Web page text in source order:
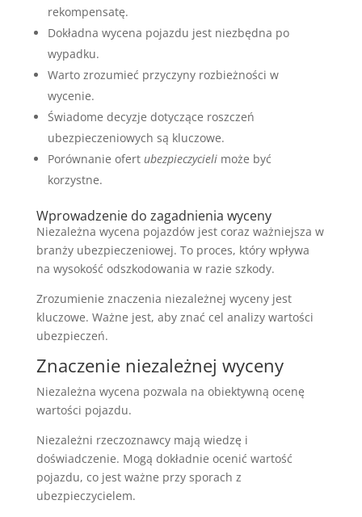
rekompensatę.
Dokładna wycena pojazdu jest niezbędna po
wypadku.
Warto zrozumieć przyczyny rozbieżności w
wycenie.
Świadome decyzje dotyczące roszczeń
ubezpieczeniowych są kluczowe.
Porównanie ofert ubezpieczycielimoże być
korzystne.
Wprowadzenie do zagadnienia wyceny
Niezależna wycena pojazdów jest coraz ważniejsza w
branży ubezpieczeniowej. To proces, który wpływa
na wysokość odszkodowania w razie szkody.
Zrozumienie znaczenia niezależnej wyceny jest
kluczowe. Ważne jest, aby znać cel analizy wartości
ubezpieczeń.
Znaczenie niezależnej wyceny
Niezależna wycena pozwala na obiektywną ocenę
wartości pojazdu.
Niezależni rzeczoznawcy mają wiedzę i
doświadczenie. Mogą dokładnie ocenić wartość
pojazdu, co jest ważne przy sporach z
ubezpieczycielem.